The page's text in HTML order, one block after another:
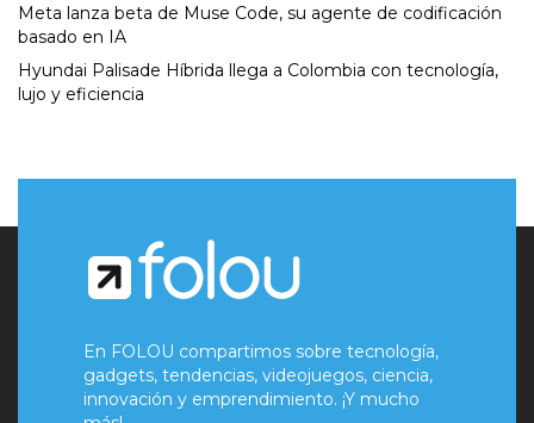
Meta lanza beta de Muse Code, su agente de codificación
basado en IA
Hyundai Palisade Híbrida llega a Colombia con tecnología,
lujo y eficiencia
En FOLOU compartimos sobre tecnología,
gadgets, tendencias, videojuegos, ciencia,
innovación y emprendimiento. ¡Y mucho